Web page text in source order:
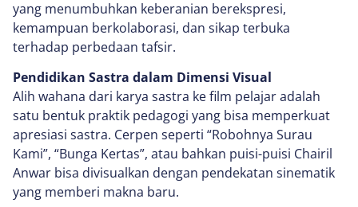
yang menumbuhkan keberanian berekspresi,
kemampuan berkolaborasi, dan sikap terbuka
terhadap perbedaan tafsir.
Pendidikan Sastra dalam Dimensi Visual
Alih wahana dari karya sastra ke film pelajar adalah
satu bentuk praktik pedagogi yang bisa memperkuat
apresiasi sastra. Cerpen seperti “Robohnya Surau
Kami”, “Bunga Kertas”, atau bahkan puisi-puisi Chairil
Anwar bisa divisualkan dengan pendekatan sinematik
yang memberi makna baru.